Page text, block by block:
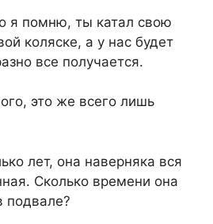
я помню, ты катал свою
коляске, а у нас будет
все получается.
это же всего лишь
лет, она наверняка вся
Сколько времени она
подвале?